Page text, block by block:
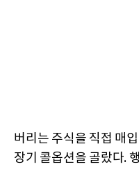
버리는 주식을 직접 매
장기 콜옵션을 골랐다.